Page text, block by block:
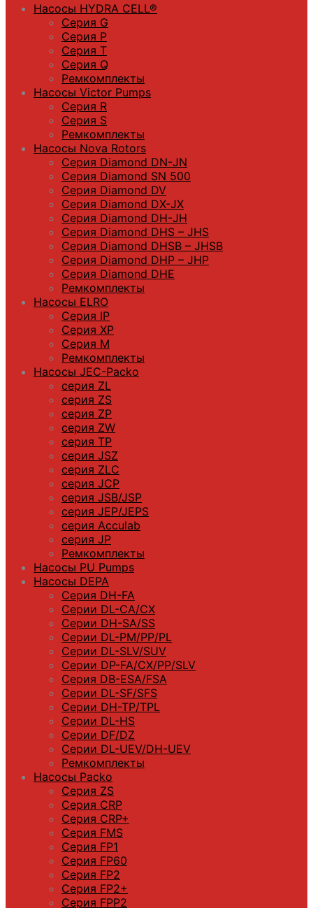
Насосы HYDRA CELL®
Серия G
Серия P
Серия T
Серия Q
Ремкомплекты
Насосы Victor Pumps
Серия R
Серия S
Ремкомплекты
Насосы Nova Rotors
Серия Diamond DN-JN
Серия Diamond SN 500
Серия Diamond DV
Серия Diamond DX-JX
Серия Diamond DH-JH
Серия Diamond DHS – JHS
Серия Diamond DHSB – JHSB
Серия Diamond DHP – JHP
Серия Diamond DHE
Ремкомплекты
Насосы ELRO
Серия IP
Серия XP
Серия M
Ремкомплекты
Насосы JEC-Packo
серия ZL
серия ZS
серия ZP
серия ZW
серия TP
серия JSZ
серия ZLC
серия JCP
серия JSB/JSP
серия JEP/JEPS
серия Acculab
серия JP
Ремкомплекты
Насосы PU Pumps
Насосы DEPA
Серия DH-FA
Серии DL-CA/CX
Серии DH-SA/SS
Серии DL-PM/РР/PL
Серии DL-SLV/SUV
Серии DP-FA/CX/PP/SLV
Серия DB-ЕSA/FSA
Серии DL-SF/SFS
Серии DН-ТP/ТPL
Серии DL-HS
Серии DF/DZ
Серии DL-UEV/DH-UEV
Ремкомплекты
Насосы Packo
Серия ZS
Серия CRP
Серия CRP+
Серия FMS
Серия FP1
Серия FP60
Серия FP2
Серия FP2+
Серия FPP2